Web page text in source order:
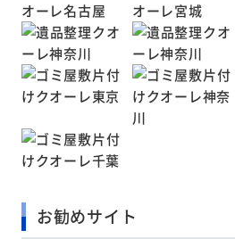
お勧めサイト